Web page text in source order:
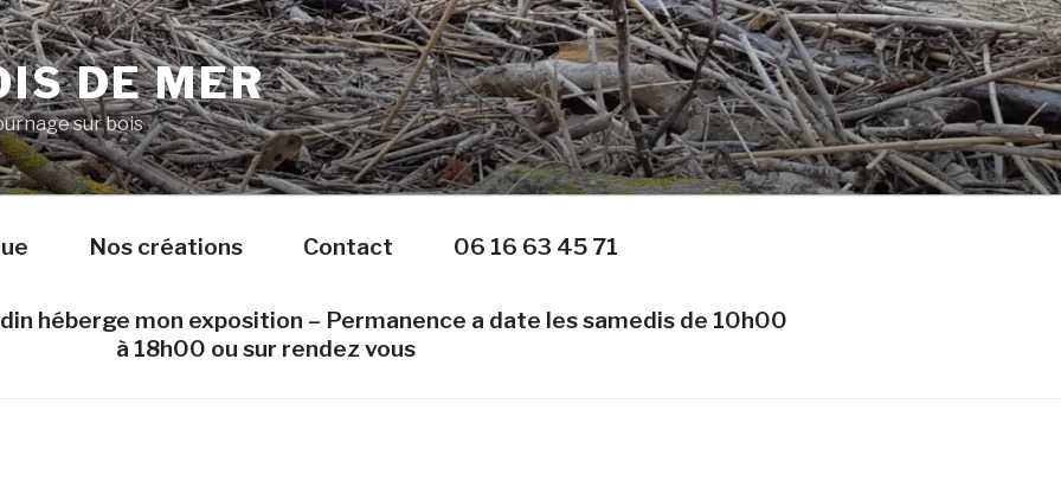
DE MER
sur bois
Nos créations Contact 06 16 63 45 71
héberge mon exposition – Permanence a date les samedis de 10h00
à 18h00 ou sur rendez vous